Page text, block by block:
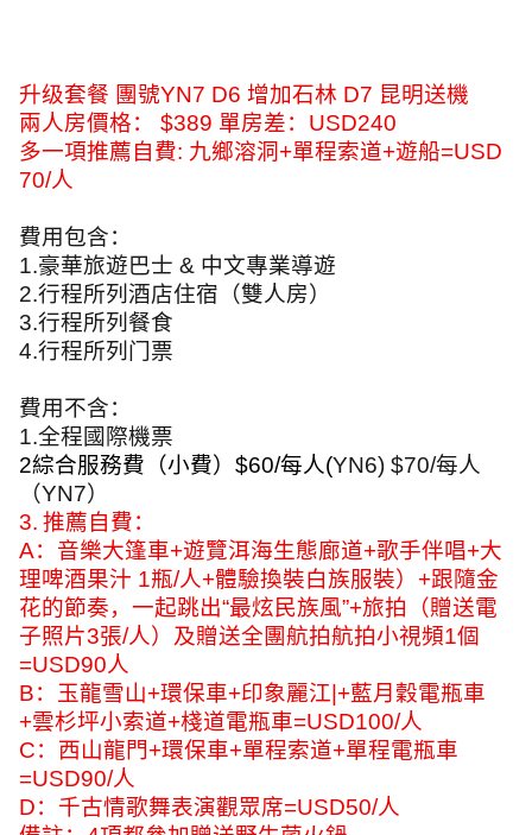
升级套餐 團號YN7 D6 增加石林 D7 昆明送機
兩人房價格：
$389 單房差： USD240
多一項推薦自費: 九鄉溶洞+單程索道+遊船=USD
70/人
費用包含：
1.豪華旅遊巴士 & 中文專業導遊
2.行程所列酒店住宿（雙人房）
3.行程所列餐食
4.行程所列门票
費用不含：
1.全程國際機票
2綜合服務費（小費） $60/每人(YN6) $70/每人
（YN7）
3. 推薦自費：
A：音樂大篷車+遊覽洱海生態廊道+歌手伴唱+大
理啤酒果汁 1瓶/人+體驗換裝白族服裝） +跟隨金
花的節奏，一起跳出“最炫民族風”+旅拍（贈送電
子照片3張/人）及贈送全團航拍航拍小視頻1個
=USD90人
B：玉龍雪山+環保車+印象麗江 |+藍月穀電瓶車
+雲杉坪小索道+棧道電瓶車=USD100/人
C：西山龍門+環保車+單程索道+單程電瓶車
=USD90/人
D：千古情歌舞表演觀眾席=USD50/人